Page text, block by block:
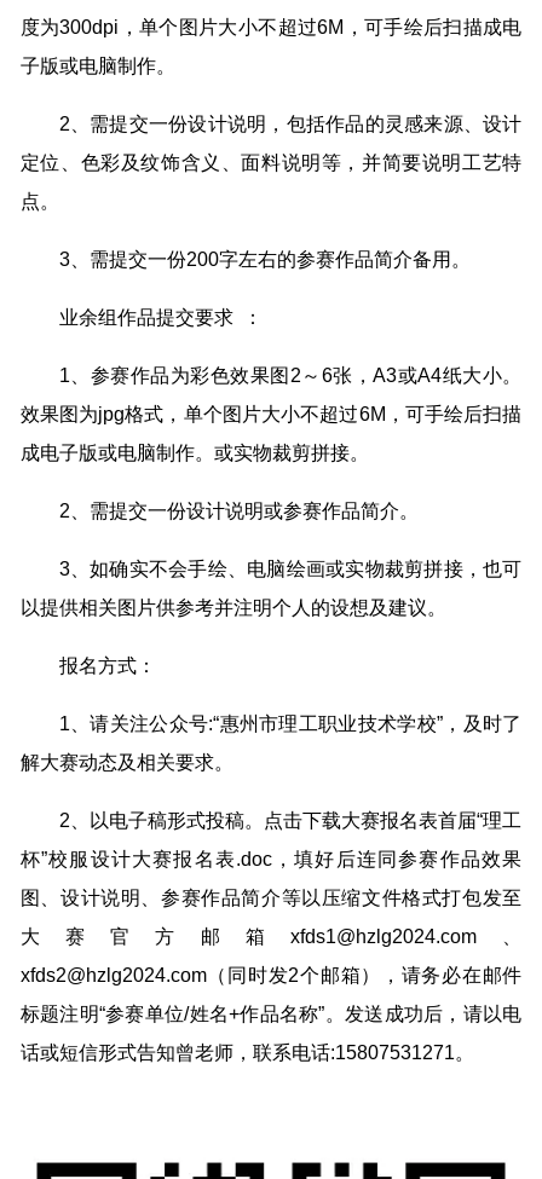
度为300dpi，单个图片大小不超过6M，可手绘后扫描成电
子版或电脑制作。
2、需提交一份设计说明，包括作品的灵感来源、设计
定位、色彩及纹饰含义、面料说明等，并简要说明工艺特
点。
3、需提交一份200字左右的参赛作品简介备用。
业余组作品提交要求 ：
1、参赛作品为彩色效果图2～6张，A3或A4纸大小。
效果图为jpg格式，单个图片大小不超过6M，可手绘后扫描
成电子版或电脑制作。或实物裁剪拼接。
2、需提交一份设计说明或参赛作品简介。
3、如确实不会手绘、电脑绘画或实物裁剪拼接，也可
以提供相关图片供参考并注明个人的设想及建议。
报名方式：
1、请关注公众号:“惠州市理工职业技术学校”，及时了
解大赛动态及相关要求。
2、以电子稿形式投稿。点击下载大赛报名表首届“理工
杯”校服设计大赛报名表.doc，填好后连同参赛作品效果
图、设计说明、参赛作品简介等以压缩文件格式打包发至
大赛官方邮箱xfds1@hzlg2024.com、
xfds2@hzlg2024.com（同时发2个邮箱），请务必在邮件
标题注明“参赛单位/姓名+作品名称”。发送成功后，请以电
话或短信形式告知曾老师，联系电话:15807531271。